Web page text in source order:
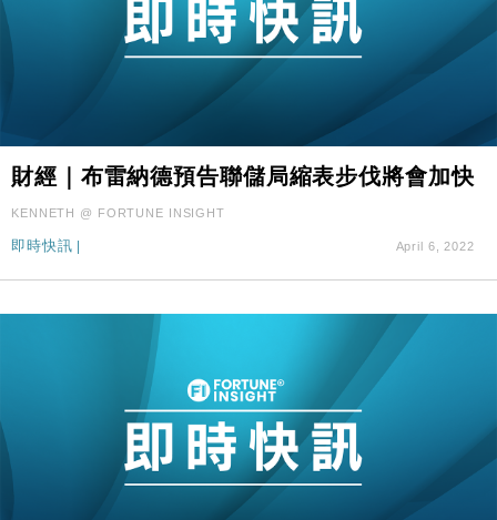
財經｜布雷納德預告聯儲局縮表步伐將會加快
KENNETH @ FORTUNE INSIGHT
即時快訊 April 6, 2022